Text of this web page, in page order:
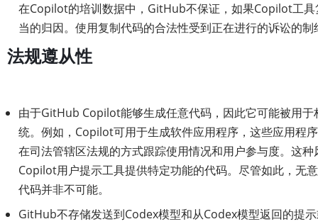
在Copilot的培训数据中，GitHub不保证，如果Copilot工
当的归因。使用复制代码的合法性受到正在进行的诉讼的制
法规遵从性
由于GitHub Copilot能够生成任意代码，因此它可能被用于
统。例如，Copilot可用于生成软件应用程序，这些应用程
在司法管辖区法规的方式跟踪使用情况和用户参与度。这
Copilot用户提示工具提供特定功能的代码。尽管如此，无
代码并非不可能。
GitHub不存储发送到Codex模型和从Codex模型返回的提